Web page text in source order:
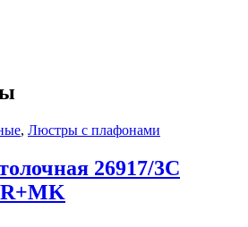
, Люстры с плафонами
26917/3C